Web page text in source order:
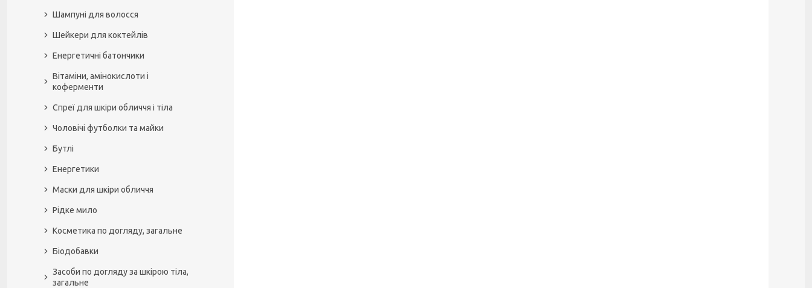
Шампуні для волосся
Шейкери для коктейлів
Енергетичні батончики
Вітаміни, амінокислоти і
коферменти
Спреї для шкіри обличчя і тіла
Чоловічі футболки та майки
Бутлі
Енергетики
Маски для шкіри обличчя
Рідке мило
Косметика по догляду, загальне
Біодобавки
Засоби по догляду за шкірою тіла,
загальне